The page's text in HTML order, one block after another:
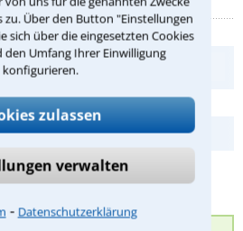
zu. Über den Button "Einstellungen
sich über die eingesetzten Cookies
Umfang Ihrer Einwilligung
konfigurieren.
zulassen
verwalten
⁃ Datenschutzerklärung
kennen sollte
Rechtswissen